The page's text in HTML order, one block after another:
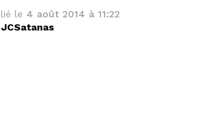
le 4 août 2014 à 11:22
JCSatanas